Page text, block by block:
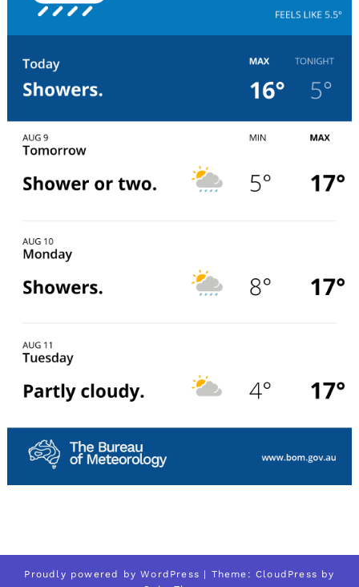
Proudly powered byWordPress | Theme: CloudPress by